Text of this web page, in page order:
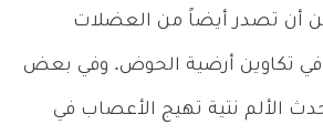
أن تصدر أيضاً من العضلات
في تكاوين أرضية الحوض. وفي بعض
الألم نتية تهيج الأعصاب في